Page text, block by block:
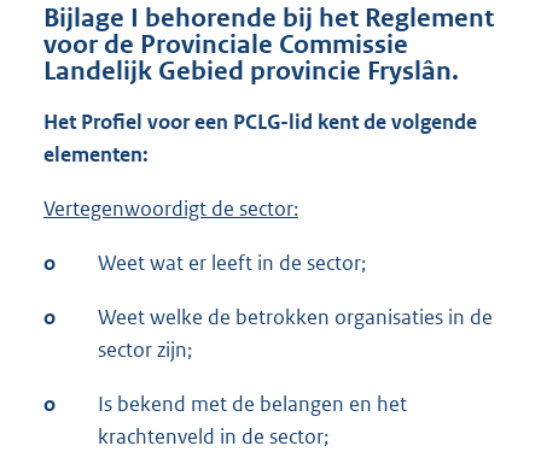
Bijlage I behorende bij het Reglement
voor de Provinciale Commissie
Landelijk Gebied provincie Fryslân.
Het Profiel voor een PCLG-lid kent de volgende
elementen:
Vertegenwoordigt de sector:
o Weet wat er leeft in de sector;
o
Weet welke de betrokken organisaties in de
sector zijn;
o
Is bekend met de belangen en het
krachtenveld in de sector;